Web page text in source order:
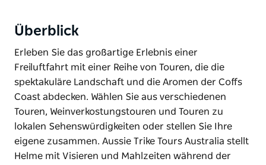
Überblick
Erleben Sie das großartige Erlebnis einer
Freiluftfahrt mit einer Reihe von Touren, die die
spektakuläre Landschaft und die Aromen der Coffs
Coast abdecken. Wählen Sie aus verschiedenen
Touren, Weinverkostungstouren und Touren zu
lokalen Sehenswürdigkeiten oder stellen Sie Ihre
eigene zusammen. Aussie Trike Tours Australia stellt
Helme mit Visieren und Mahlzeiten während der